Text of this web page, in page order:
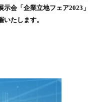
会「企業立地フェア2023」
たします。